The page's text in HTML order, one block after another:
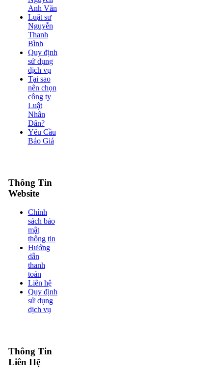
Anh Văn
Luật sư
Nguyễn
Thanh
Bình
Quy định
sử dụng
dịch vụ
Tại sao
nên chọn
công ty
Luật
Nhân
Dân?
Yêu Cầu
Báo Giá
Thông Tin
Website
Chính
sách bảo
mật
thông tin
Hướng
dẫn
thanh
toán
Liên hệ
Quy định
sử dụng
dịch vụ
Thông Tin
Liên Hệ